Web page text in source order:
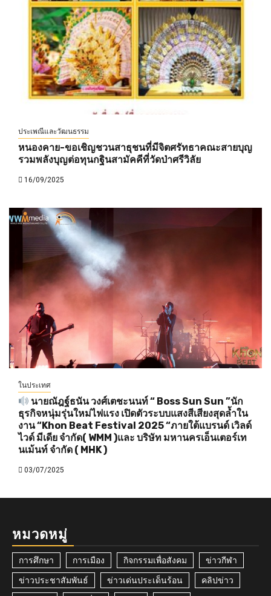
ประเพณีและวัฒนธรรม
หนองคาย-ขอเชิญชวนสาธุชนที่มีจิตศรัทธาคณะสายบุญ
รวมพลังบุญต่อทุนกฐินสามัคคีที่วัดป่าศรีวิลัย
16/09/2025
ในประเทศ
นายณัฎฐ์ธนัน วงศ์เตชะนนท์ “ Boss Sun Sun ”นัก
ธุรกิจหนุ่มรุ่นใหม่ไฟแรง เปิดตัวระบบแสงสีเสียงสุดล้ำใน
งาน “Khon Beat Festival 2025 “ภายใต้แบรนด์ เวิลด์
ไวด์ มีเดีย จำกัด( WMM )และ บริษัท มหานครเอ็นเตอร์เท
นเม้นท์ จำกัด ( MHK )
03/07/2025
หมวดหมู่
การศึกษา การเมือง กิจกรรมเพื่อสังคม ข่าวกีฬา
ข่าวประชาสัมพันธ์ ข่าวเด่นประเด็นร้อน คลิปข่าว